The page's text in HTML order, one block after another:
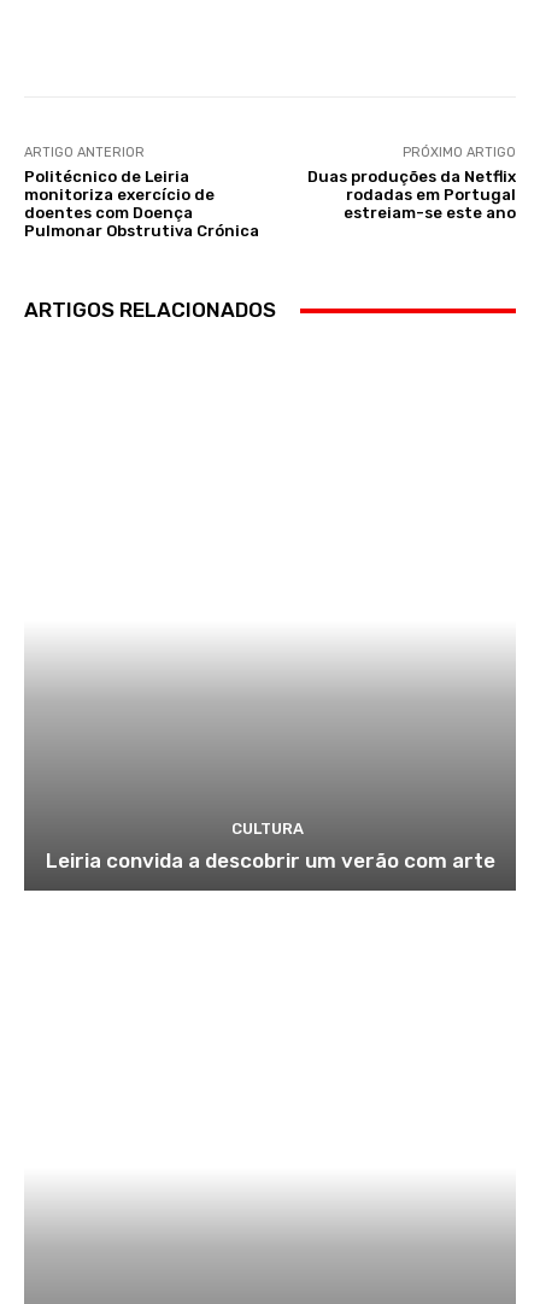
ARTIGO ANTERIOR
Politécnico de Leiria
monitoriza exercício de
doentes com Doença
Pulmonar Obstrutiva Crónica
PRÓXIMO ARTIGO
Duas produções da Netflix
rodadas em Portugal
estreiam-se este ano
ARTIGOS RELACIONADOS
CULTURA
Leiria convida a descobrir um verão com arte